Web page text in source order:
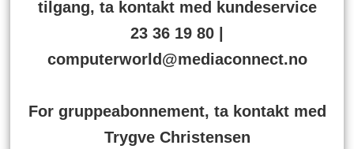
tilgang, ta kontakt med kundeservice
23 36 19 80 |
computerworld@mediaconnect.no
For gruppeabonnement, ta kontakt med
Trygve Christensen